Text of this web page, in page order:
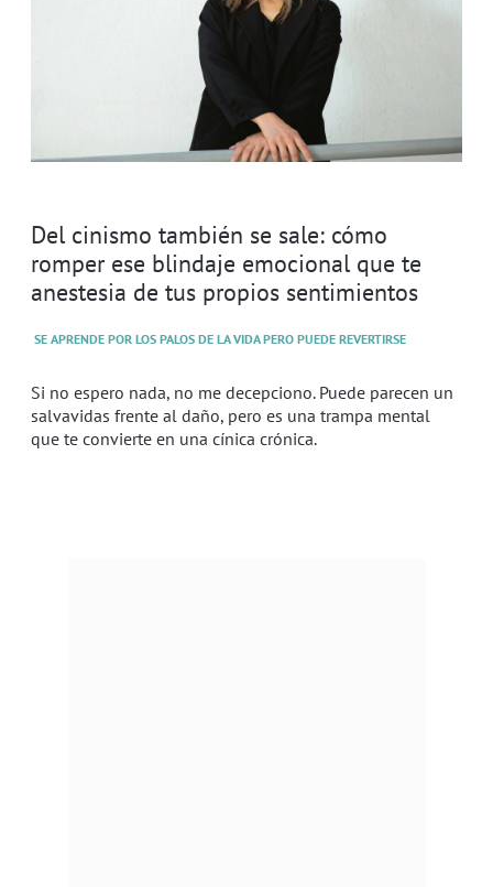
Del cinismo también se sale: cómo
romper ese blindaje emocional que te
anestesia de tus propios sentimientos
SE APRENDE POR LOS PALOS DE LA VIDA PERO PUEDE REVERTIRSE
Si no espero nada, no me decepciono. Puede parecen un
salvavidas frente al daño, pero es una trampa mental
que te convierte en una cínica crónica.